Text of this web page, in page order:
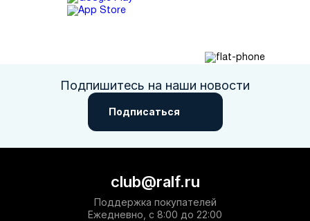
Подпишитесь на наши новости
Подписаться
club@ralf.ru
Поддержка покупателей
Ежедневно, с 8:00 до 22:00